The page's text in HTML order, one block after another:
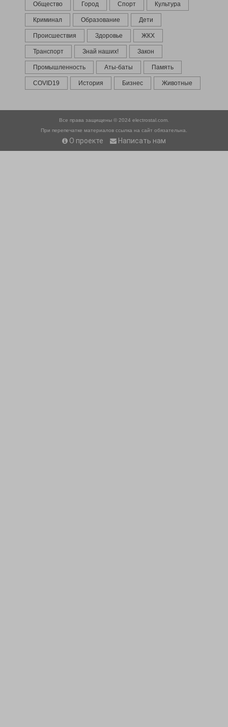
Общество Город Спорт Культура
Криминал Образование Дети
Происшествия Здоровье ЖКХ
Транспорт Знай наших! Закон
Промышленность Аты-баты Память
COVID19 История Бизнес Животные
Все права защищены © 2024 electrostal.com.
При перепечатке материалов ссылка на сайт обязательна.
О проекте Написать нам